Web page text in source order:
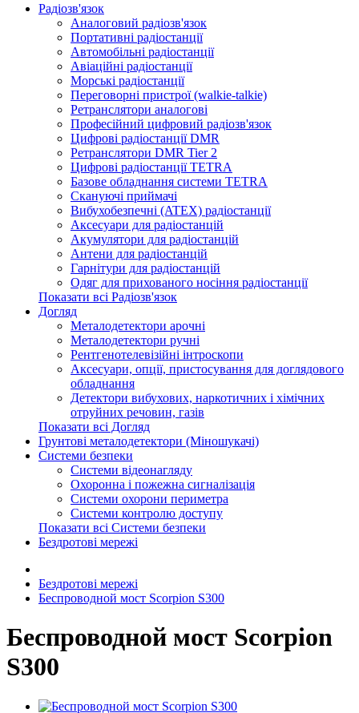
Радіозв'язок
Аналоговий радіозв'язок
Портативні радіостанції
Автомобільні радіостанції
Авіаційні радіостанції
Морські радіостанції
Переговорні пристрої (walkie-talkie)
Ретранслятори аналогові
Професійний цифровий радіозв'язок
Цифрові радіостанції DMR
Ретранслятори DMR Tier 2
Цифрові радіостанції TETRA
Базове обладнання системи TETRA
Скануючі приймачі
Вибухобезпечні (ATEX) радіостанції
Аксесуари для радіостанцій
Акумулятори для радіостанцій
Антени для радіостанцій
Гарнітури для радіостанцій
Одяг для прихованого носіння радіостанції
Показати всі Радіозв'язок
Догляд
Металодетектори арочні
Металодетектори ручні
Рентгенотелевізійні інтроскопи
Аксесуари, опції, пристосування для доглядового
обладнання
Детектори вибухових, наркотичних і хімічних
отруйних речовин, газів
Показати всі Догляд
Грунтові металодетектори (Міношукачі)
Системи безпеки
Системи відеонагляду
Охоронна і пожежна сигналізація
Системи охорони периметра
Системи контролю доступу
Показати всі Системи безпеки
Бездротові мережі
Бездротові мережі
Беспроводной мост Scorpion S300
Беспроводной мост Scorpion
S300